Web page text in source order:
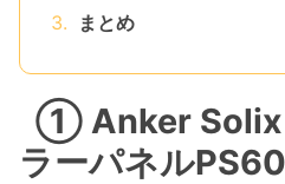
まとめ
① Anker Solix
ラーパネルPS60